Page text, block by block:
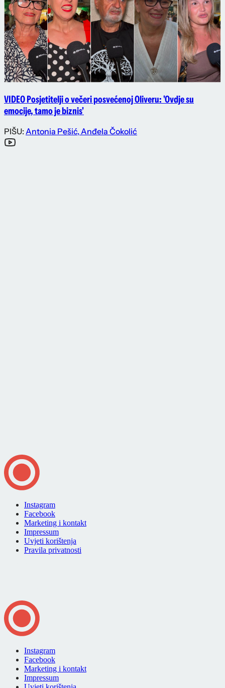
VIDEO Posjetitelji o večeri posvećenoj Oliveru: 'Ovdje su
emocije, tamo je biznis'
PIŠU: Antonia Pešić,Anđela Čokolić
Instagram
Facebook
Marketing i kontakt
Impressum
Uvjeti korištenja
Pravila privatnosti
Instagram
Facebook
Marketing i kontakt
Impressum